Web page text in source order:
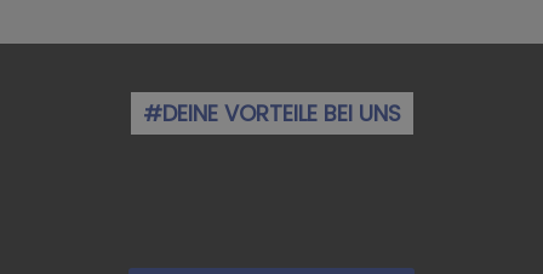
#DEINE VORTEILE BEI UNS